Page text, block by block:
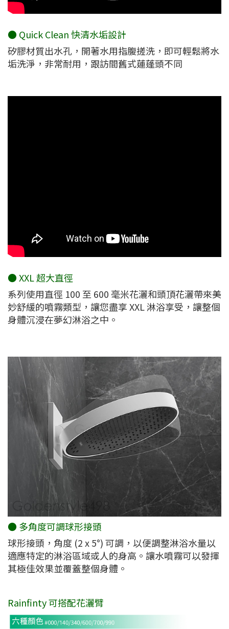
● Quick Clean 快清水垢設計
矽膠材質出水孔，開著水用指腹搓洗，即可輕鬆將水
垢洗淨，非常耐用，跟訪間舊式蓮蓬頭不同
● XXL 超大直徑
系列使用直徑 100 至 600 毫米花灑和頭頂花灑帶來美
妙舒緩的噴霧類型，讓您盡享 XXL 淋浴享受，讓整個
身體沉浸在夢幻淋浴之中。
● 多角度可調球形接頭
球形接頭，角度 (2 x 5°) 可調，以便調整淋浴水量以
適應特定的淋浴區域或人的身高。讓水噴霧可以發揮
其極佳效果並覆蓋整個身體。
Rainfinty 可搭配花灑臂